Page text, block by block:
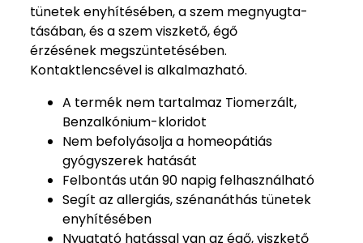
tünetek enyhítésében, a szem megnyugta­
tásában, és a szem viszkető, égő
érzésének megszüntetésében.
Kontaktlencsével is alkalmazható.
A termék nem tartalmaz Tiomerzált,
Benzalkónium-kloridot
Nem befolyásolja a homeopátiás
gyógyszerek hatását
Felbontás után 90 napig felhasználható
Segít az allergiás, szénanáthás tünetek
enyhítésében
Nyugtató hatással van az égő, viszkető